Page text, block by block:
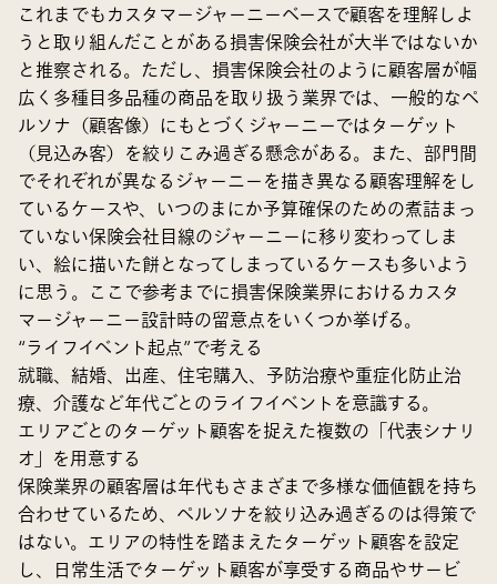
これまでもカスタマージャーニーベースで顧客を理解しよ
うと取り組んだことがある損害保険会社が大半ではないか
と推察される。ただし、損害保険会社のように顧客層が幅
広く多種目多品種の商品を取り扱う業界では、一般的なペ
ルソナ（顧客像）にもとづくジャーニーではターゲット
（見込み客）を絞りこみ過ぎる懸念がある。また、部門間
でそれぞれが異なるジャーニーを描き異なる顧客理解をし
ているケースや、いつのまにか予算確保のための煮詰まっ
ていない保険会社目線のジャーニーに移り変わってしま
い、絵に描いた餅となってしまっているケースも多いよう
に思う。ここで参考までに損害保険業界におけるカスタ
マージャーニー設計時の留意点をいくつか挙げる。
“ライフイベント起点”で考える
就職、結婚、出産、住宅購入、予防治療や重症化防止治
療、介護など年代ごとのライフイベントを意識する。
エリアごとのターゲット顧客を捉えた複数の「代表シナリ
オ」を用意する
保険業界の顧客層は年代もさまざまで多様な価値観を持ち
合わせているため、ペルソナを絞り込み過ぎるのは得策で
はない。エリアの特性を踏まえたターゲット顧客を設定
し、日常生活でターゲット顧客が享受する商品やサービ